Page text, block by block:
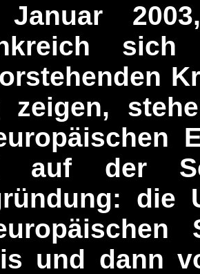
zeigen,
auf der
die
und dann